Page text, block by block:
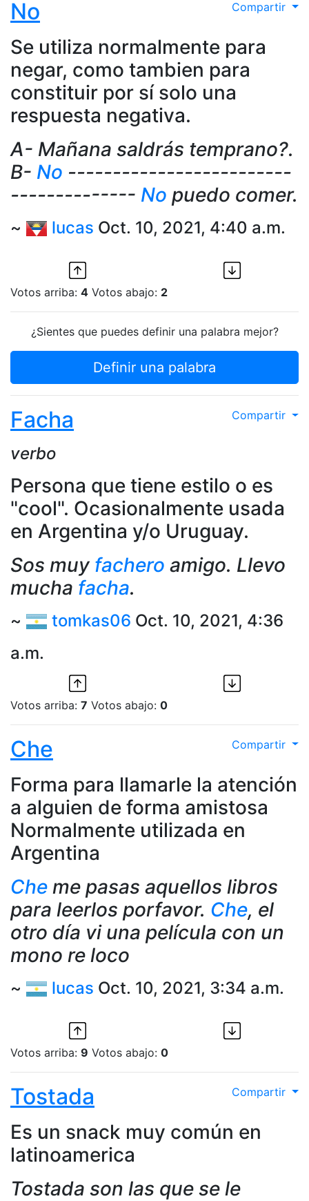
Compartir
No
Se utiliza normalmente para
negar, como tambien para
constituir por sí solo una
respuesta negativa.
A- Mañana saldrás temprano?.
B- No -------------------------
-------------- No puedo comer.
~ lucas Oct. 10, 2021, 4:40 a.m.
Votos arriba: 4 Votos abajo: 2
¿Sientes que puedes definir una palabra mejor?
Definir una palabra
Compartir
Facha
verbo
Persona que tiene estilo o es
"cool". Ocasionalmente usada
en Argentina y/o Uruguay.
Sos muy fachero amigo. Llevo
mucha facha.
~ tomkas06 Oct. 10, 2021, 4:36
a.m.
Votos arriba: 7 Votos abajo: 0
Compartir
Che
Forma para llamarle la atención
a alguien de forma amistosa
Normalmente utilizada en
Argentina
Che me pasas aquellos libros
para leerlos porfavor. Che, el
otro día vi una película con un
mono re loco
~ lucas Oct. 10, 2021, 3:34 a.m.
Votos arriba: 9 Votos abajo: 0
Compartir
Tostada
Es un snack muy común en
latinoamerica
Tostada son las que se le